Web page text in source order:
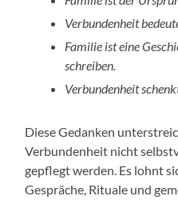
Verbundenheit
Familie ist eine
schreiben.
Verbundenheit
Diese Gedanken
Verbundenheit nicht
gepflegt werden. Es lohnt
Gespräche, Rituale und